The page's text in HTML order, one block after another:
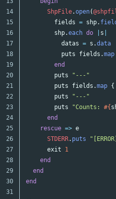
14
15
16
17
18
19
20
21
22
23
24
25
26
27
28
29
30
31
ShpFile.open(
fields = shp.
shp.each do s
datas = s .data
puts
fields .map
end
puts
"---"
puts
fields .map {
puts
"---"
puts
"Counts: #{
end
rescue => e
STDERR. puts
exit
1
end
end
end